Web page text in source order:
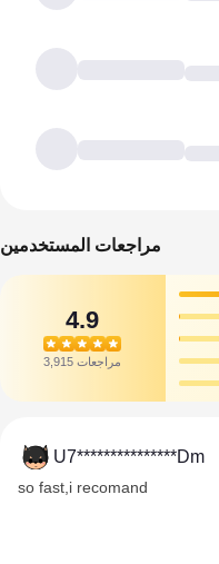
مراجعات المستخدمين
4.9
3,915 مراجعات
U7***************Dm
so fast,i recomand